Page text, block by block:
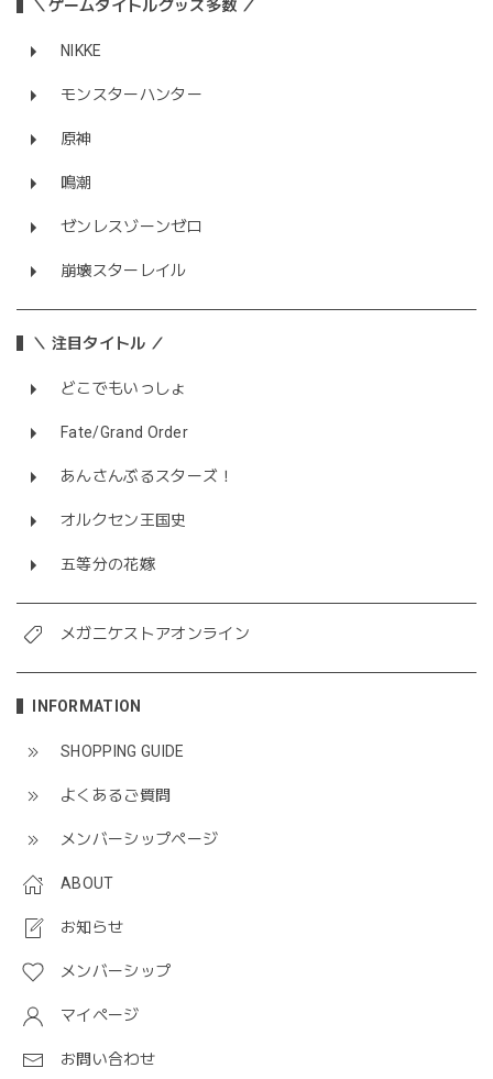
＼ゲームタイトルグッズ多数 ／
NIKKE
モンスターハンター
原神
鳴潮
ゼンレスゾーンゼロ
崩壊スターレイル
＼ 注目タイトル ／
どこでもいっしょ
Fate/Grand Order
あんさんぶるスターズ！
オルクセン王国史
五等分の花嫁
メガニケストアオンライン
INFORMATION
SHOPPING GUIDE
よくあるご質問
メンバーシップページ
ABOUT
お知らせ
メンバーシップ
マイページ
お問い合わせ